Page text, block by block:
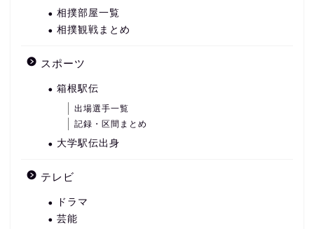
相撲部屋一覧
相撲観戦まとめ
スポーツ
箱根駅伝
出場選手一覧
記録・区間まとめ
大学駅伝出身
テレビ
ドラマ
芸能